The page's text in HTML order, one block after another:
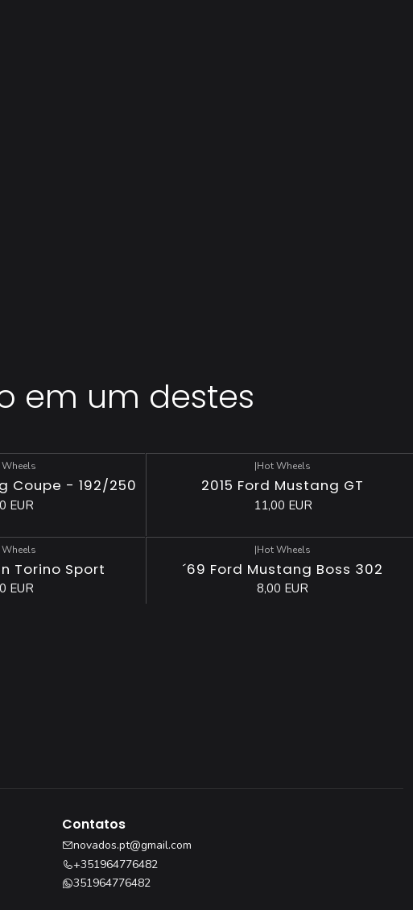
em um destes
Coupe - 192/250
EUR
|Hot Wheels
2015 Ford Mustang GT
11,00 EUR
Torino Sport
EUR
|Hot Wheels
´69 Ford Mustang Boss 302
8,00 EUR
Contatos
novados.pt@gmail.com
+351964776482
351964776482